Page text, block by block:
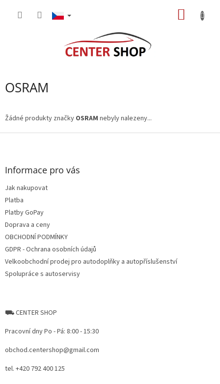
OSRAM
Žádné produkty značky OSRAM nebyly nalezeny...
Z
Informace pro vás
Jak nakupovat
Platba
Platby GoPay
Doprava a ceny
OBCHODNÍ PODMÍNKY
GDPR - Ochrana osobních údajů
Velkoobchodní prodej pro autodoplňky a autopříslušenství
Spolupráce s autoservisy
⛟ CENTER SHOP
Pracovní dny Po - Pá: 8:00 - 15:30
obchod.centershop@gmail.com
tel. +420 792 400 125